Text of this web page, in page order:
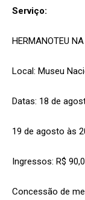
Serviço:
HERMANOTEU
Local: Museu
Datas: 18 de
19 de agosto às
Ingressos: R$
Concessão de